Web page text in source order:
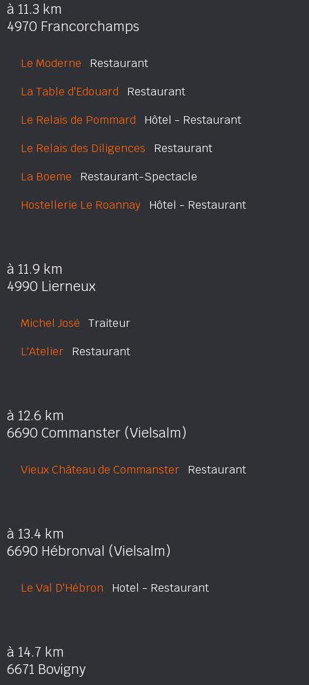
à 11.3 km
4970 Francorchamps
Le Moderne Restaurant
La Table d'Edouard Restaurant
Le Relais de Pommard Hôtel - Restaurant
Le Relais des Diligences Restaurant
La Boeme Restaurant-Spectacle
Hostellerie Le Roannay Hôtel - Restaurant
à 11.9 km
4990 Lierneux
Michel José Traiteur
L'Atelier Restaurant
à 12.6 km
6690 Commanster (Vielsalm)
Vieux Château de Commanster Restaurant
à 13.4 km
6690 Hébronval (Vielsalm)
Le Val D'Hébron Hotel - Restaurant
à 14.7 km
6671 Bovigny